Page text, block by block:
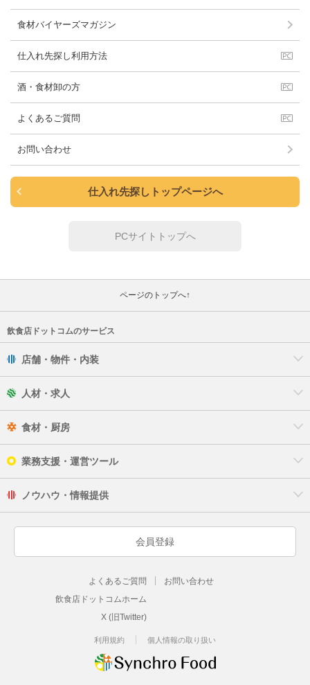
食材バイヤーズマガジン
仕入れ先探し利用方法
酒・食材卸の方
よくあるご質問
お問い合わせ
仕入れ先探しトップページへ
PCサイトトップへ
ページのトップへ↑
飲食店ドットコムのサービス
店舗・物件・内装
人材・求人
食材・厨房
業務支援・運営ツール
ノウハウ・情報提供
会員登録
よくあるご質問
お問い合わせ
飲食店ドットコムホーム
X (旧Twitter)
利用規約 個人情報の取り扱い